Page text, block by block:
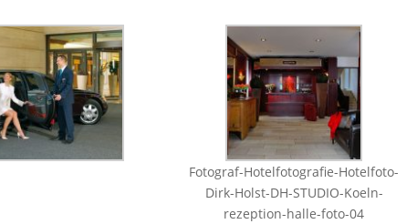
Fotograf-Hotelfotografie-Hotelfoto-
Dirk-Holst-DH-STUDIO-Koeln-
rezeption-halle-foto-04